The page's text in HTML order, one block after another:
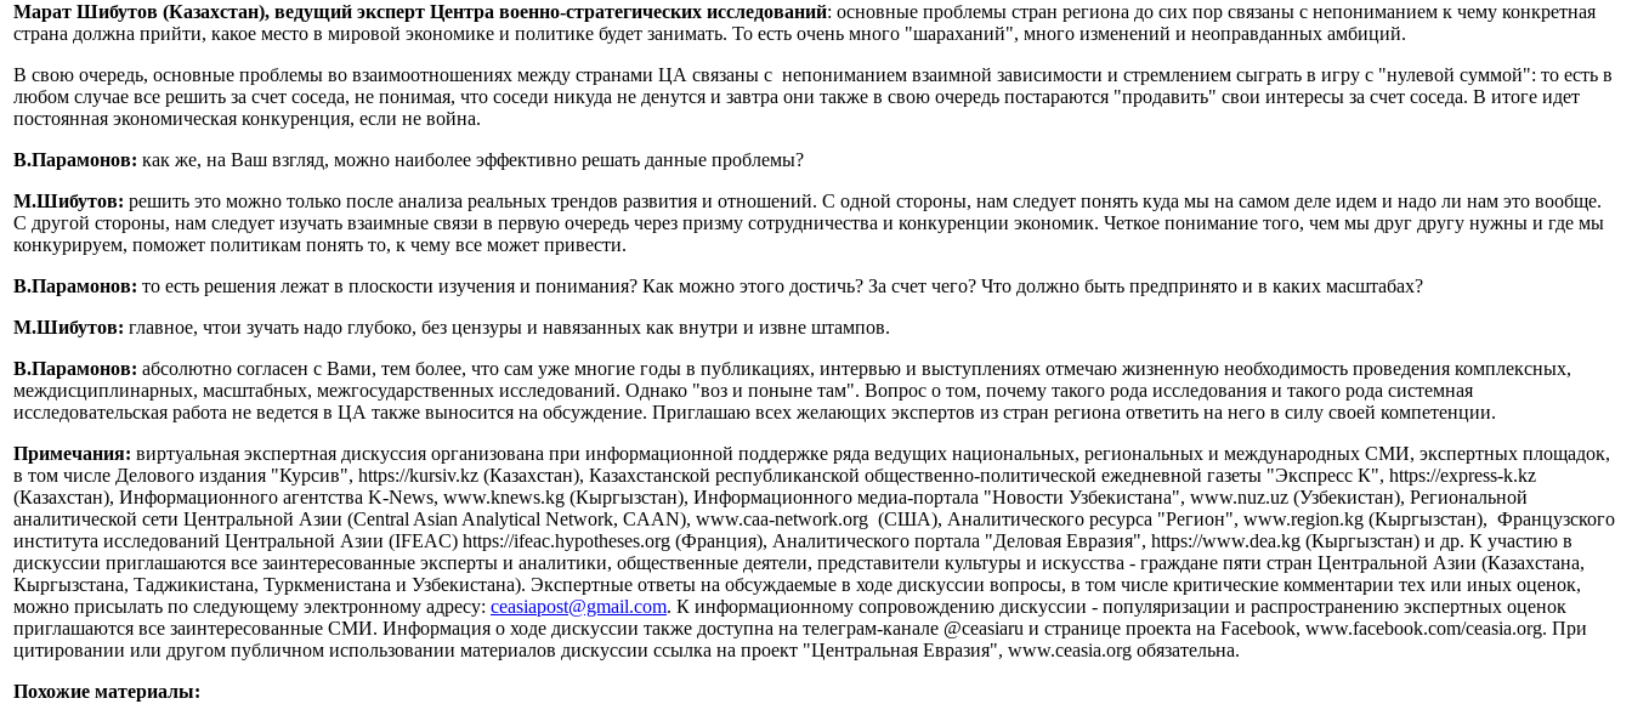
Марат Шибутов (Казахстан), ведущий эксперт Центра военно-стратегических исследований: основные проблемы стран региона до сих пор связаны с непониманием к чему конкретная
страна должна прийти, какое место в мировой экономике и политике будет занимать. То есть очень много "шараханий", много изменений и неоправданных амбиций.
В свою очередь, основные проблемы во взаимоотношениях между странами ЦА связаны с непониманием взаимной зависимости и стремлением сыграть в игру с "нулевой суммой": то есть в
любом случае все решить за счет соседа, не понимая, что соседи никуда не денутся и завтра они также в свою очередь постараются "продавить" свои интересы за счет соседа. В итоге идет
постоянная экономическая конкуренция, если не война.
В.Парамонов: как же, на Ваш взгляд, можно наиболее эффективно решать данные проблемы?
М.Шибутов: решить это можно только после анализа реальных трендов развития и отношений. С одной стороны, нам следует понять куда мы на самом деле идем и надо ли нам это вообще.
С другой стороны, нам следует изучать взаимные связи в первую очередь через призму сотрудничества и конкуренции экономик. Четкое понимание того, чем мы друг другу нужны и где мы
конкурируем, поможет политикам понять то, к чему все может привести.
В.Парамонов: то есть решения лежат в плоскости изучения и понимания? Как можно этого достичь? За счет чего? Что должно быть предпринято и в каких масштабах?
М.Шибутов: главное, чтои зучать надо глубоко, без цензуры и навязанных как внутри и извне штампов.
В.Парамонов: абсолютно согласен с Вами, тем более, что сам уже многие годы в публикациях, интервью и выступлениях отмечаю жизненную необходимость проведения комплексных,
междисциплинарных, масштабных, межгосударственных исследований. Однако "воз и поныне там". Вопрос о том, почему такого рода исследования и такого рода системная
исследовательская работа не ведется в ЦА также выносится на обсуждение. Приглашаю всех желающих экспертов из стран региона ответить на него в силу своей компетенции.
Примечания: виртуальная экспертная дискуссия организована при информационной поддержке ряда ведущих национальных, региональных и международных СМИ, экспертных площадок,
в том числе Делового издания "Курсив", https://kursiv.kz (Казахстан), Казахстанской республиканской общественно-политической ежедневной газеты "Экспресс К", https://express-k.kz
(Казахстан), Информационного агентства K-News, www.knews.kg (Кыргызстан), Информационного медиа-портала "Новости Узбекистана", www.nuz.uz (Узбекистан), Региональной
аналитической сети Центральной Азии (Central Asian Analytical Network, CAAN), www.caa-network.org (США), Аналитического ресурса "Регион", www.region.kg (Кыргызстан), Французского
института исследований Центральной Азии (IFEAC) https://ifeac.hypotheses.org (Франция), Аналитического портала "Деловая Евразия", https://www.dea.kg (Кыргызстан) и др. К участию в
дискуссии приглашаются все заинтересованные эксперты и аналитики, общественные деятели, представители культуры и искусства - граждане пяти стран Центральной Азии (Казахстана,
Кыргызстана, Таджикистана, Туркменистана и Узбекистана). Экспертные ответы на обсуждаемые в ходе дискуссии вопросы, в том числе критические комментарии тех или иных оценок,
можно присылать по следующему электронному адресу: ceasiapost@gmail.com. К информационному сопровождению дискуссии - популяризации и распространению экспертных оценок
приглашаются все заинтересованные СМИ. Информация о ходе дискуссии также доступна на телеграм-канале @ceasiaru и странице проекта на Facebook, www.facebook.com/ceasia.org. При
цитировании или другом публичном использовании материалов дискуссии ссылка на проект "Центральная Евразия", www.ceasia.org обязательна.
Похожие материалы: